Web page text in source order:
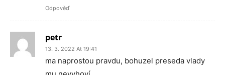
Odpověď
petr
13. 3. 2022 At 19:41
ma naprostou pravdu, bohuzel preseda vlady